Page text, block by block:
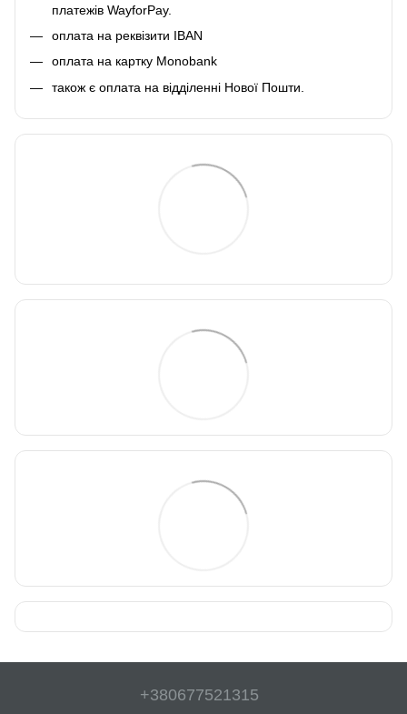
платежів WayforPay.
оплата на реквізити IBAN
оплата на картку Monobank
також є оплата на відділенні Нової Пошти.
+380677521315